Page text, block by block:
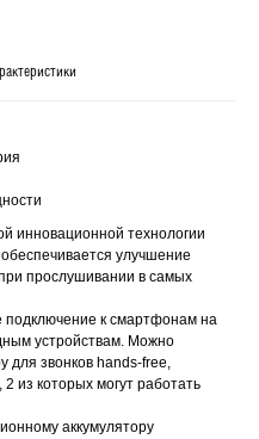
инновационной технологии
улучшение
прослушивании в самых
подключение к смартфонам на
устройствам. Можно
для звонков hands-free,
из которых могут работать
аккумулятору